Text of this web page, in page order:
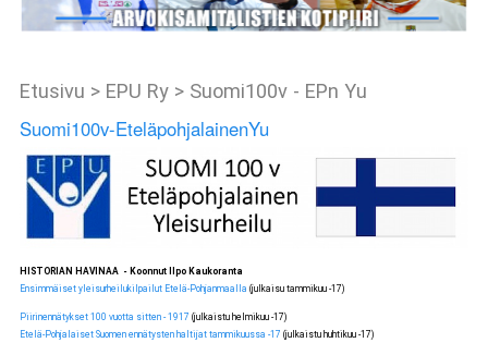
Etusivu > EPU Ry > Suomi100v - EPn Yu
Suomi100v-EteläpohjalainenYu
HISTORIAN HAVINAA - Koonnut Ilpo Kaukoranta
Ensimmäiset yleisurheilukilpailut Etelä-Pohjanmaalla (julkaisu tammikuu -17)
Piirinennätykset 100 vuotta sitten - 1917(julkaistu helmikuu -17)
Etelä-Pohjalaiset Suomen ennätysten haltijat tammikuussa -17 (julkaistu huhtikuu -17)